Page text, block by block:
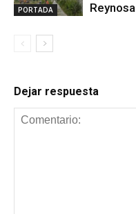
PORTADA
Reynosa
Dejar respuesta